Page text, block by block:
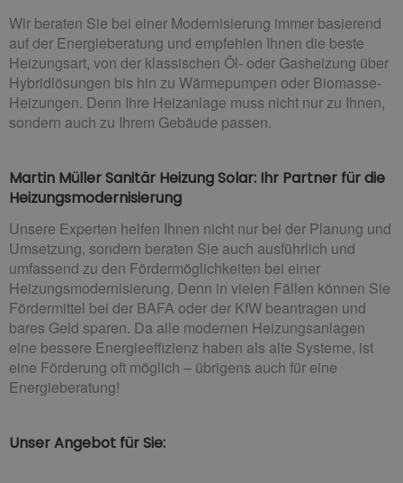
Wir beraten Sie bei einer Modernisierung immer basierend
auf der Energieberatung und empfehlen Ihnen die beste
Heizungsart, von der klassischen Öl- oder Gasheizung über
Hybridlösungen bis hin zu Wärmepumpen oder Biomasse-
Heizungen. Denn Ihre Heizanlage muss nicht nur zu Ihnen,
sondern auch zu Ihrem Gebäude passen.
Martin Müller Sanitär Heizung Solar: Ihr Partner für die
Heizungsmodernisierung
Unsere Experten helfen Ihnen nicht nur bei der Planung und
Umsetzung, sondern beraten Sie auch ausführlich und
umfassend zu den Fördermöglichkeiten bei einer
Heizungsmodernisierung. Denn in vielen Fällen können Sie
Fördermittel bei der BAFA oder der KfW beantragen und
bares Geld sparen. Da alle modernen Heizungsanlagen
eine bessere Energieeffizienz haben als alte Systeme, ist
eine Förderung oft möglich – übrigens auch für eine
Energieberatung!
Unser Angebot für Sie: